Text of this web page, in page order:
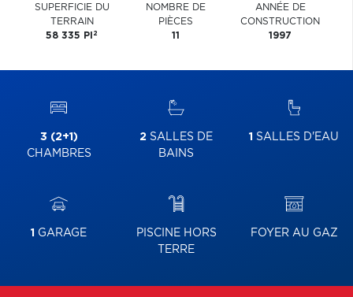
SUPERFICIE DU
TERRAIN
58 335 PI 2
NOMBRE DE
PIÈCES
11
ANNÉE DE
CONSTRUCTION
1997
3 (2+1)
CHAMBRES
2 SALLES DE
BAINS
1 SALLES D'EAU
1 GARAGE
PISCINE HORS
TERRE
FOYER AU GAZ